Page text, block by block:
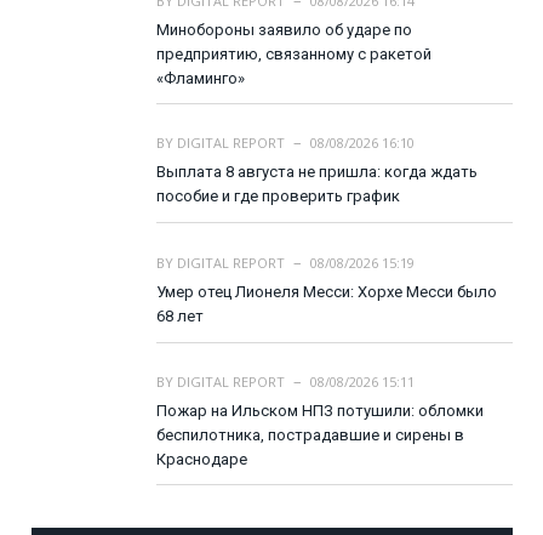
Минобороны заявило об ударе по
предприятию, связанному с ракетой
«Фламинго»
BY DIGITAL REPORT
08/08/2026 16:10
Выплата 8 августа не пришла: когда ждать
пособие и где проверить график
BY DIGITAL REPORT
08/08/2026 15:19
Умер отец Лионеля Месси: Хорхе Месси было
68 лет
BY DIGITAL REPORT
08/08/2026 15:11
Пожар на Ильском НПЗ потушили: обломки
беспилотника, пострадавшие и сирены в
Краснодаре